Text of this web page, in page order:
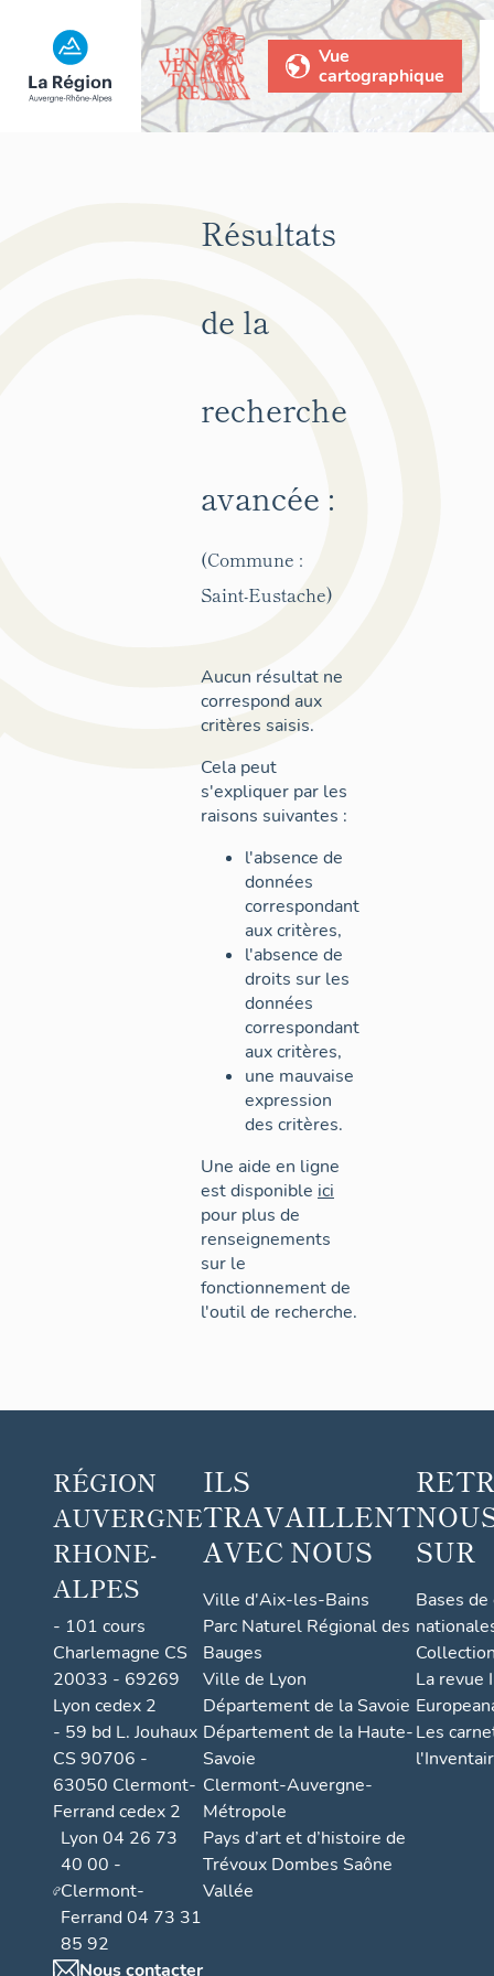
Vue
cartographique
Résultats
de la
recherche
avancée :
(Commune :
Saint-Eustache)
Aucun résultat ne
correspond aux
critères saisis.
Cela peut
s'expliquer par les
raisons suivantes :
l'absence de
données
correspondant
aux critères,
l'absence de
droits sur les
données
correspondant
aux critères,
une mauvaise
expression
des critères.
Une aide en ligne
est disponible ici
pour plus de
renseignements
sur le
fonctionnement de
l'outil de recherche.
RÉGION
AUVERGNE
RHONE-
ALPES
- 101 cours
Charlemagne CS
20033 - 69269
Lyon cedex 2
- 59 bd L. Jouhaux
CS 90706 -
63050 Clermont-
Ferrand cedex 2
Lyon 04 26 73
40 00 -
Clermont-
Ferrand 04 73 31
85 92
Nous contacter
ILS
TRAVAILLENT
AVEC NOUS
Ville d'Aix-les-Bains
Parc Naturel Régional des
Bauges
Ville de Lyon
Département de la Savoie
Département de la Haute-
Savoie
Clermont-Auvergne-
Métropole
Pays d’art et d’histoire de
Trévoux Dombes Saône
Vallée
SUR
Bases
La revue
Les